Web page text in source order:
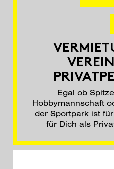
Egal ob
Hobbymannschaft
der Sportpark ist
für Dich als